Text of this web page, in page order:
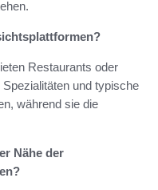
Restaurants oder
und typische
während sie die
Nähe der